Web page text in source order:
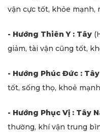
vận cực tốt, khỏe mạnh,
- Hướng Thiên Y : Tây
giảm, tài vận cũng tốt,
- Hướng Phúc Đức :
tốt, sống thọ, khoẻ
- Hướng Phục Vị : Tây
thường, khí vận trung